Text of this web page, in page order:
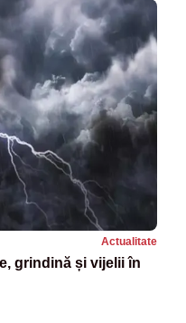
Actualitate
grindină și vijelii în